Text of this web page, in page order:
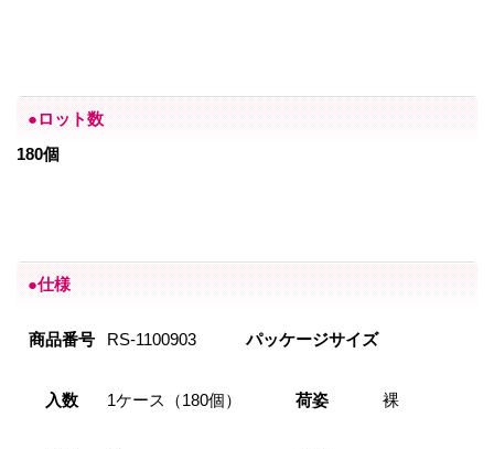
●ロット数
180個
●仕様
商品番号 RS-1100903 パッケージサイズ
入数 1ケース（180個） 荷姿 裸